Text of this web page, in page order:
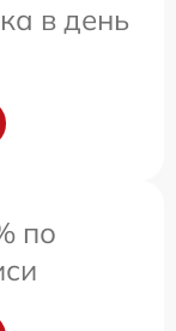
в день
по